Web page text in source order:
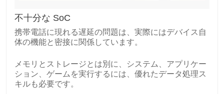
不十分な SoC
携帯電話に現れる遅延の問題は、実際にはデバイス自
体の機能と密接に関係しています。
メモリとストレージとは別に、システム、アプリケー
ション、ゲームを実行するには、優れたデータ処理ス
キルも必要です。